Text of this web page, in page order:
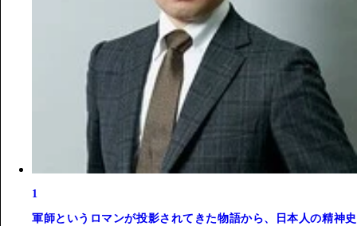
1
軍師というロマンが投影されてきた物語から、日本人の精神史